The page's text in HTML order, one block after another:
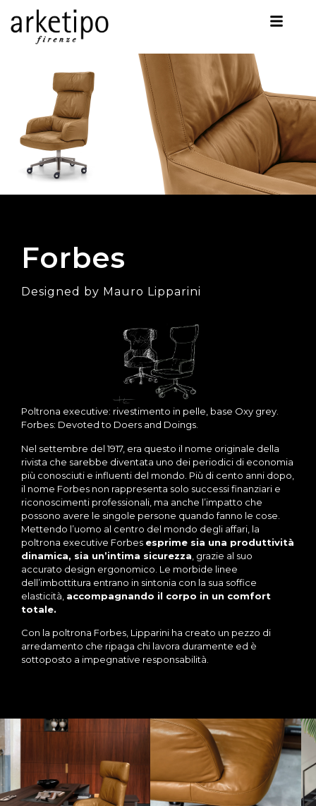
Forbes
Designed by Mauro Lipparini
Poltrona executive: rivestimento in pelle, base Oxy grey.
Forbes: Devoted to Doers and Doings.
Nel settembre del 1917, era questo il nome originale della
rivista che sarebbe diventata uno dei periodici di economia
più conosciuti e influenti del mondo. Più di cento anni dopo,
il nome Forbes non rappresenta solo successi finanziari e
riconoscimenti professionali, ma anche l’impatto che
possono avere le singole persone quando fanno le cose.
Mettendo l’uomo al centro del mondo degli affari, la
poltrona executive Forbes esprime sia una produttività
dinamica, sia un’intima sicurezza , grazie al suo
accurato design ergonomico. Le morbide linee
dell’imbottitura entrano in sintonia con la sua soffice
elasticità, accompagnando il corpo in un comfort
totale.
Con la poltrona Forbes, Lipparini ha creato un pezzo di
arredamento che ripaga chi lavora duramente ed è
sottoposto a impegnative responsabilità.